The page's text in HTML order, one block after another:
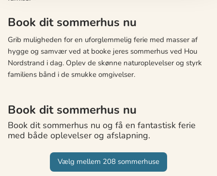
Book dit sommerhus nu
Grib muligheden for en uforglemmelig ferie med masser af
hygge og samvær ved at booke jeres sommerhus ved Hou
Nordstrand i dag. Oplev de skønne naturoplevelser og styrk
familiens bånd i de smukke omgivelser.
Book dit sommerhus nu
Book dit sommerhus nu og få en fantastisk ferie
med både oplevelser og afslapning.
Vælg mellem 208 sommerhuse